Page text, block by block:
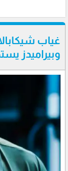
غياب
وبيراميدز